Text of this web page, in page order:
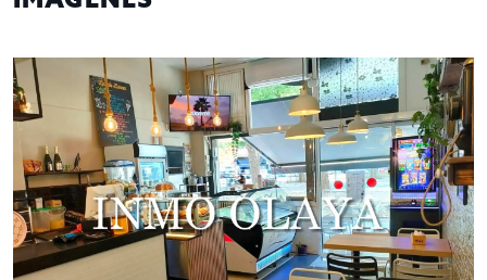
Zona Deportiva Can Cabanyes
crecimientogracias aldinamismo comercial de la zona, la
proximidad al centro comercial y laelevada densidad
residencialde su entorno.
Se trata de unnegocio en funcionamiento, ideal para
continuar la actividad desde el primer día, dispone
de cocinaCon Salida de HumosdeFiltro de Carbonoy
ofrece unaexcelente oportunidadtanto para profesionales
del sector como para emprendedores que buscan un
negocio rentableen un entorno declientela habitual y
fidelizada.